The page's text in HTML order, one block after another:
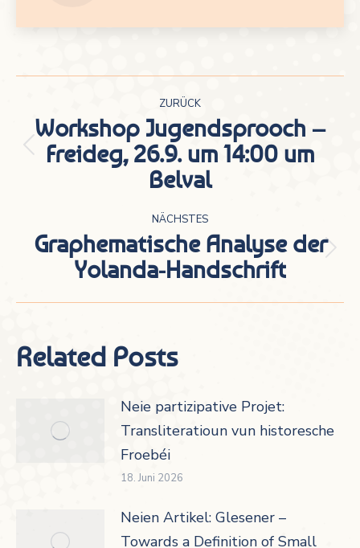
Kommentarnavigation
ZURÜCK
Vorheriger
Beitrag:
Workshop Jugendsprooch –
Freideg, 26.9. um 14:00 um
Belval
NÄCHSTES
Nächster
Beitrag:
Graphematische Analyse der
Yolanda-Handschrift
Related Posts
Neie partizipative Projet:
Transliteratioun vun historesche
Froebéi
18. Juni 2026
Neien Artikel: Glesener –
Towards a Definition of Small